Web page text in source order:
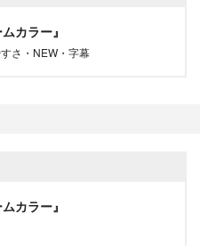
カラー』
さ・NEW・字幕
カラー』